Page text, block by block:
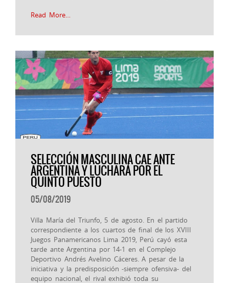
Read More…
SELECCIÓN MASCULINA CAE ANTE
ARGENTINA Y LUCHARÁ POR EL
QUINTO PUESTO
05/08/2019
Villa María del Triunfo, 5 de agosto. En el partido
correspondiente a los cuartos de final de los XVIII
Juegos Panamericanos Lima 2019, Perú cayó esta
tarde ante Argentina por 14-1 en el Complejo
Deportivo Andrés Avelino Cáceres. A pesar de la
iniciativa y la predisposición -siempre ofensiva- del
equipo nacional, el rival exhibió toda su